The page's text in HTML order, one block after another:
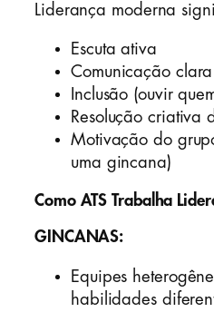
Liderança moderna
Escuta ativa
Comunicação clara
Inclusão (ouvir
Resolução criativa
Motivação do
uma gincana)
Como ATS Trabalha
GINCANAS:
Equipes
habilidades